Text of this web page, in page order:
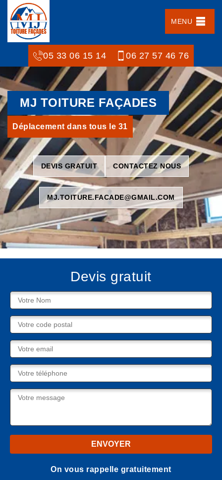
MENU
05 33 06 15 14 06 27 57 46 76
MJ TOITURE FAÇADES
Déplacement dans tous le 31
DEVIS GRATUIT CONTACTEZ NOUS
MJ.TOITURE.FACADE@GMAIL.COM
Devis gratuit
On vous rappelle gratuitement